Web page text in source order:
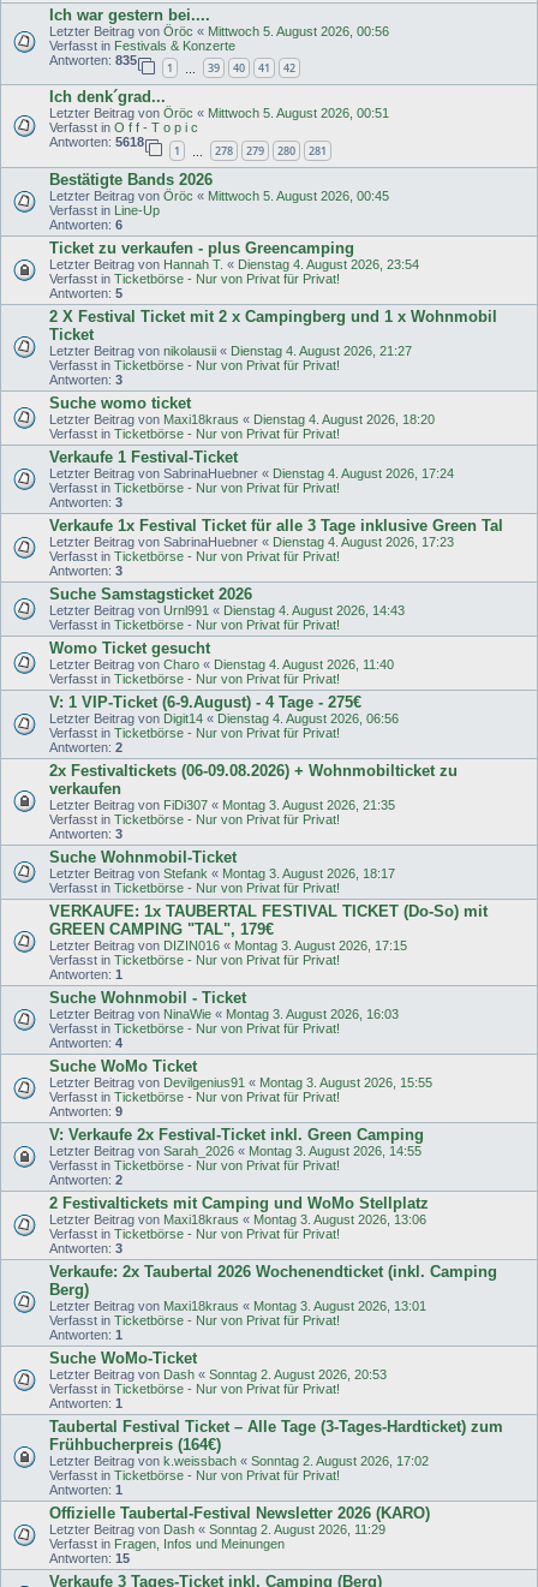
Ich war gestern bei....
Letzter Beitrag von Öröc « Mittwoch 5. August 2026, 00:56
Verfasst in Festivals & Konzerte
Antworten: 835
1 39 40 41 42
Ich denk´grad...
Letzter Beitrag von Öröc « Mittwoch 5. August 2026, 00:51
Verfasst in O f f - T o p i c
Antworten: 5618
1 278 279 280 281
Bestätigte Bands 2026
Letzter Beitrag von Öröc « Mittwoch 5. August 2026, 00:45
Verfasst in Line-Up
Antworten: 6
Ticket zu verkaufen - plus Greencamping
Letzter Beitrag von Hannah T. « Dienstag 4. August 2026, 23:54
Verfasst in Ticketbörse - Nur von Privat für Privat!
Antworten: 5
2 X Festival Ticket mit 2 x Campingberg und 1 x Wohnmobil
Ticket
Letzter Beitrag von nikolausii « Dienstag 4. August 2026, 21:27
Verfasst in Ticketbörse - Nur von Privat für Privat!
Antworten: 3
Suche womo ticket
Letzter Beitrag von Maxi18kraus « Dienstag 4. August 2026, 18:20
Verfasst in Ticketbörse - Nur von Privat für Privat!
Verkaufe 1 Festival-Ticket
Letzter Beitrag von SabrinaHuebner « Dienstag 4. August 2026, 17:24
Verfasst in Ticketbörse - Nur von Privat für Privat!
Antworten: 3
Verkaufe 1x Festival Ticket für alle 3 Tage inklusive Green Tal
Letzter Beitrag von SabrinaHuebner « Dienstag 4. August 2026, 17:23
Verfasst in Ticketbörse - Nur von Privat für Privat!
Antworten: 3
Suche Samstagsticket 2026
Letzter Beitrag von Urnl991 « Dienstag 4. August 2026, 14:43
Verfasst in Ticketbörse - Nur von Privat für Privat!
Womo Ticket gesucht
Letzter Beitrag von Charo « Dienstag 4. August 2026, 11:40
Verfasst in Ticketbörse - Nur von Privat für Privat!
V: 1 VIP-Ticket (6-9.August) - 4 Tage - 275€
Letzter Beitrag von Digit14 « Dienstag 4. August 2026, 06:56
Verfasst in Ticketbörse - Nur von Privat für Privat!
Antworten: 2
2x Festivaltickets (06-09.08.2026) + Wohnmobilticket zu
verkaufen
Letzter Beitrag von FiDi307 « Montag 3. August 2026, 21:35
Verfasst in Ticketbörse - Nur von Privat für Privat!
Antworten: 3
Suche Wohnmobil-Ticket
Letzter Beitrag von Stefank « Montag 3. August 2026, 18:17
Verfasst in Ticketbörse - Nur von Privat für Privat!
VERKAUFE: 1x TAUBERTAL FESTIVAL TICKET (Do-So) mit
GREEN CAMPING "TAL", 179€
Letzter Beitrag von DIZIN016 « Montag 3. August 2026, 17:15
Verfasst in Ticketbörse - Nur von Privat für Privat!
Antworten: 1
Suche Wohnmobil - Ticket
Letzter Beitrag von NinaWie « Montag 3. August 2026, 16:03
Verfasst in Ticketbörse - Nur von Privat für Privat!
Antworten: 4
Suche WoMo Ticket
Letzter Beitrag von Devilgenius91 « Montag 3. August 2026, 15:55
Verfasst in Ticketbörse - Nur von Privat für Privat!
Antworten: 9
V: Verkaufe 2x Festival-Ticket inkl. Green Camping
Letzter Beitrag von Sarah_2026 « Montag 3. August 2026, 14:55
Verfasst in Ticketbörse - Nur von Privat für Privat!
Antworten: 2
2 Festivaltickets mit Camping und WoMo Stellplatz
Letzter Beitrag von Maxi18kraus « Montag 3. August 2026, 13:06
Verfasst in Ticketbörse - Nur von Privat für Privat!
Antworten: 3
Verkaufe: 2x Taubertal 2026 Wochenendticket (inkl. Camping
Berg)
Letzter Beitrag von Maxi18kraus « Montag 3. August 2026, 13:01
Verfasst in Ticketbörse - Nur von Privat für Privat!
Antworten: 1
Suche WoMo-Ticket
Letzter Beitrag von Dash « Sonntag 2. August 2026, 20:53
Verfasst in Ticketbörse - Nur von Privat für Privat!
Antworten: 1
Taubertal Festival Ticket – Alle Tage (3-Tages-Hardticket) zum
Frühbucherpreis (164€)
Letzter Beitrag von k.weissbach « Sonntag 2. August 2026, 17:02
Verfasst in Ticketbörse - Nur von Privat für Privat!
Antworten: 1
Offizielle Taubertal-Festival Newsletter 2026 (KARO)
Letzter Beitrag von Dash « Sonntag 2. August 2026, 11:29
Verfasst in Fragen, Infos und Meinungen
Antworten: 15
Verkaufe 3 Tages-Ticket inkl. Camping (Berg)